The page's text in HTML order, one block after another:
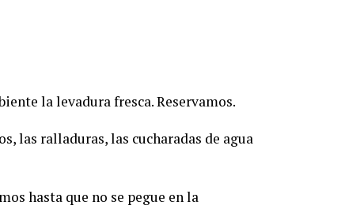
la levadura fresca. Reservamos.
las ralladuras, las cucharadas de agua
hasta que no se pegue en la